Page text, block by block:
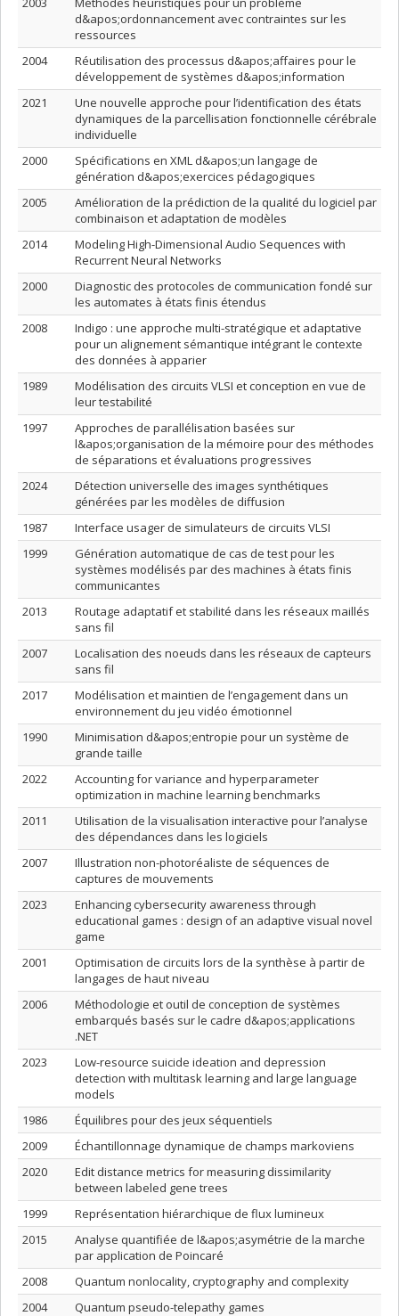
d&apos;ordonnancement avec contraintes sur les
ressources
2004
Réutilisation des processus d&apos;affaires pour le
développement de systèmes d&apos;information
2021
Une nouvelle approche pour l’identification des états
dynamiques de la parcellisation fonctionnelle cérébrale
individuelle
2000
Spécifications en XML d&apos;un langage de
génération d&apos;exercices pédagogiques
2005
Amélioration de la prédiction de la qualité du logiciel par
combinaison et adaptation de modèles
2014
Modeling High-Dimensional Audio Sequences with
Recurrent Neural Networks
2000
Diagnostic des protocoles de communication fondé sur
les automates à états finis étendus
2008
Indigo : une approche multi-stratégique et adaptative
pour un alignement sémantique intégrant le contexte
des données à apparier
1989
Modélisation des circuits VLSI et conception en vue de
leur testabilité
1997
Approches de parallélisation basées sur
l&apos;organisation de la mémoire pour des méthodes
de séparations et évaluations progressives
2024
Détection universelle des images synthétiques
générées par les modèles de diffusion
1987
Interface usager de simulateurs de circuits VLSI
1999
Génération automatique de cas de test pour les
systèmes modélisés par des machines à états finis
communicantes
2013
Routage adaptatif et stabilité dans les réseaux maillés
sans fil
2007
Localisation des noeuds dans les réseaux de capteurs
sans fil
2017
Modélisation et maintien de l’engagement dans un
environnement du jeu vidéo émotionnel
1990
Minimisation d&apos;entropie pour un système de
grande taille
2022
Accounting for variance and hyperparameter
optimization in machine learning benchmarks
2011
Utilisation de la visualisation interactive pour l’analyse
des dépendances dans les logiciels
2007
Illustration non-photoréaliste de séquences de
captures de mouvements
2023
Enhancing cybersecurity awareness through
educational games : design of an adaptive visual novel
game
2001
Optimisation de circuits lors de la synthèse à partir de
langages de haut niveau
2006
Méthodologie et outil de conception de systèmes
embarqués basés sur le cadre d&apos;applications
.NET
2023
Low-resource suicide ideation and depression
detection with multitask learning and large language
models
1986
Équilibres pour des jeux séquentiels
2009
Échantillonnage dynamique de champs markoviens
2020
Edit distance metrics for measuring dissimilarity
between labeled gene trees
1999
Représentation hiérarchique de flux lumineux
2015
Analyse quantifiée de l&apos;asymétrie de la marche
par application de Poincaré
2008
Quantum nonlocality, cryptography and complexity
2004
Quantum pseudo-telepathy games